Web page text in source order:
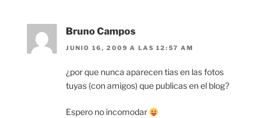
Bruno Campos
JUNIO 16, 2009 A LAS 12:57 AM
¿por que nunca aparecen tias en las fotos
tuyas (con amigos) que publicas en el blog?
Espero no incomodar